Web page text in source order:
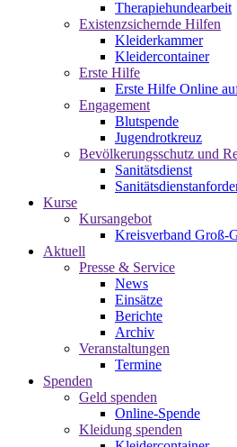
Therapiehundearbeit
Existenzsichernde Hilfen
Kleiderkammer
Kleidercontainer
Erste Hilfe
Erste Hilfe Online
Engagement
Blutspende
Jugendrotkreuz
Bevölkerungsschutz und
Sanitätsdienst
Kurse
Kursangebot
Kreisverband Groß-
Aktuell
Presse & Service
News
Einsätze
Berichte
Archiv
Veranstaltungen
Termine
Spenden
Geld spenden
Online-Spende
Kleidung spenden